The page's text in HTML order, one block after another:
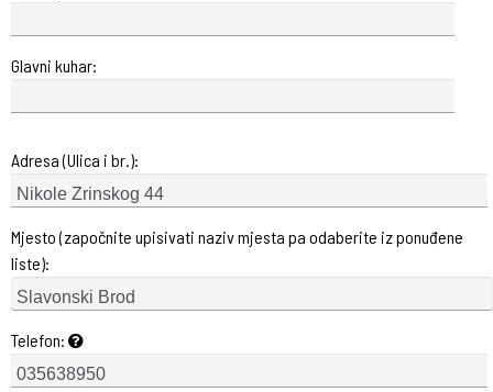
Glavni kuhar:
Adresa (Ulica i br.):
Mjesto (započnite upisivati naziv mjesta pa odaberite iz ponuđene
liste):
Telefon: